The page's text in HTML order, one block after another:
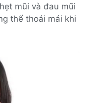
mũi và đau mũi
thể thoải mái khi